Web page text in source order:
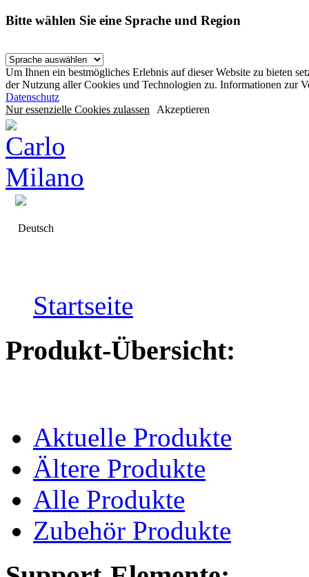
Bitte wählen Sie eine Sprache und Region
Um Ihnen ein bestmögliches Erlebnis auf dieser Website zu bieten
der Nutzung aller Cookies und Technologien zu. Informationen zur
Datenschutz
Nur essenzielle Cookies zulassen Akzeptieren
Deutsch
Startseite
Produkt-Übersicht:
Aktuelle Produkte
Ältere Produkte
Alle Produkte
Zubehör Produkte